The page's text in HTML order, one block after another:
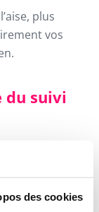
des cookies
plus
vos
du suivi
long de
visualiser